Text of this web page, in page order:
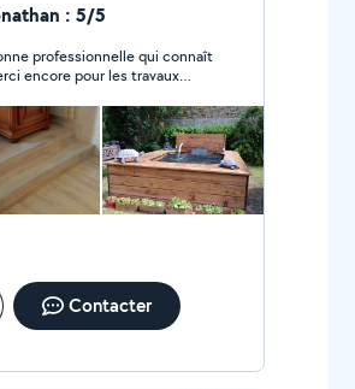
: 5/5
professionnelle qui connaît
encore pour les travaux
Contacter